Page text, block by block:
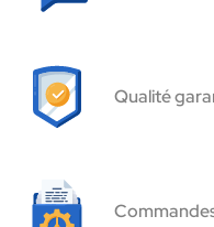
Qualité